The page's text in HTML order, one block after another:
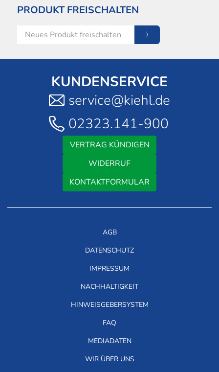
PRODUKT FREISCHALTEN
KUNDENSERVICE
service@kiehl.de
02323.141-900
VERTRAG KÜNDIGEN
WIDERRUF
KONTAKTFORMULAR
AGB
DATENSCHUTZ
IMPRESSUM
NACHHALTIGKEIT
HINWEISGEBERSYSTEM
FAQ
MEDIADATEN
WIR ÜBER UNS